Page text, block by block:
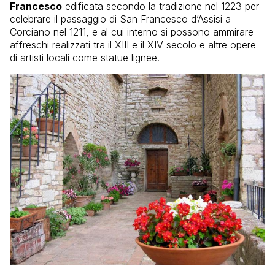
Francesco edificata secondo la tradizione nel 1223 per
celebrare il passaggio di San Francesco d’Assisi a
Corciano nel 1211, e al cui interno si possono ammirare
affreschi realizzati tra il XIII e il XIV secolo e altre opere
di artisti locali come statue lignee.